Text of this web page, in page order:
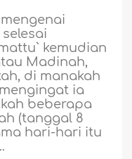
kemudian
Madinah,
di manakah
ia
beberapa
(tanggal 8
hari-hari itu